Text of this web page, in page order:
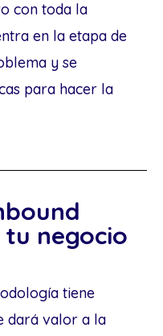
con toda la
en la etapa de
y se
para hacer la
negocio
tiene
dará valor a la